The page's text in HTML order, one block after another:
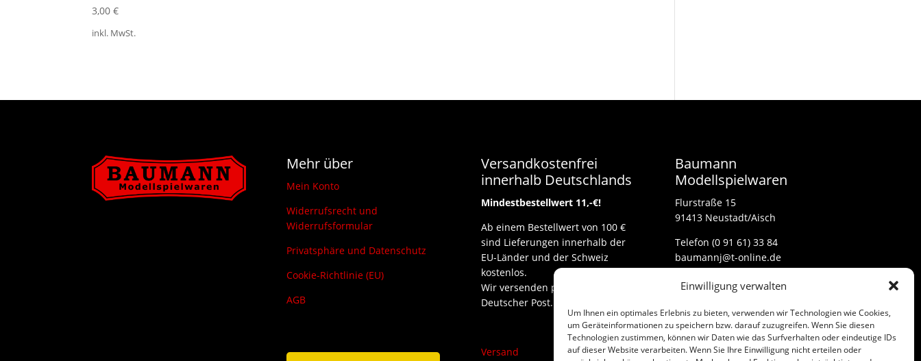
Einwilligung verwalten
Um Ihnen ein optimales Erlebnis zu bieten, verwenden wir Technologien wie Cookies,
um Geräteinformationen zu speichern bzw. darauf zuzugreifen. Wenn Sie diesen
Technologien zustimmen, können wir Daten wie das Surfverhalten oder eindeutige IDs
auf dieser Website verarbeiten. Wenn Sie Ihre Einwilligung nicht erteilen oder
3,00€
inkl. MwSt.
Mehr über
Mein Konto
Widerrufsrecht und
Widerrufsformular
Privatsphäre und Datenschutz
Cookie-Richtlinie (EU)
AGB
Versandkostenfrei
innerhalb Deutschlands
Mindestbestellwert 11,-€!
Ab einem Bestellwert von 100 €
sind Lieferungen innerhalb der
EU-Länder und der Schweiz
kostenlos.
Wir versenden per DHL und
Deutscher Post.
Versand
Baumann
Modellspielwaren
Flurstraße 15
91413 Neustadt/Aisch
Telefon (0 91 61) 33 84
baumannj@t-online.de
Kontakt
Impressum